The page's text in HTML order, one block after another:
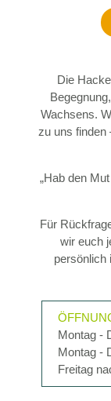
Die
Wachsens.
zu uns finden
„Hab den
Für
wir euch
persönlich
Montag -
Montag -
Freitag